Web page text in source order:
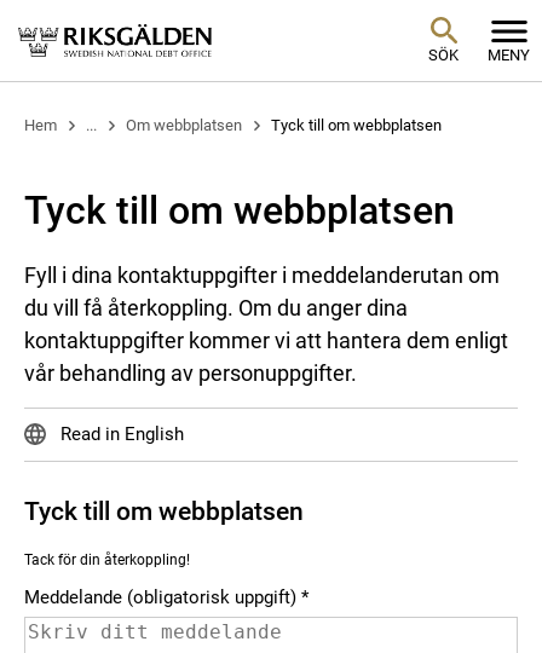
SÖK MENY
Hem ... Om webbplatsen Tyck till om webbplatsen
Tyck till om webbplatsen
Fyll i dina kontaktuppgifter i meddelanderutan om
du vill få återkoppling. Om du anger dina
kontaktuppgifter kommer vi att hantera dem enligt
vår behandling av personuppgifter.
Read in English
Tyck till om webbplatsen
Tack för din återkoppling!
Meddelande (obligatorisk uppgift)